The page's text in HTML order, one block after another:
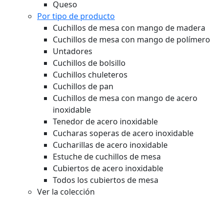
Queso
Por tipo de producto
Cuchillos de mesa con mango de madera
Cuchillos de mesa con mango de polímero
Untadores
Cuchillos de bolsillo
Cuchillos chuleteros
Cuchillos de pan
Cuchillos de mesa con mango de acero
inoxidable
Tenedor de acero inoxidable
Cucharas soperas de acero inoxidable
Cucharillas de acero inoxidable
Estuche de cuchillos de mesa
Cubiertos de acero inoxidable
Todos los cubiertos de mesa
Ver la colección